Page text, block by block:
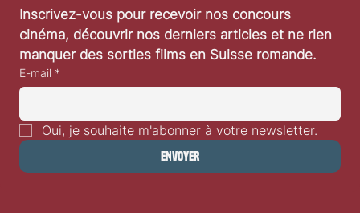
Inscrivez-vous pour recevoir nos concours
cinéma, découvrir nos derniers articles et ne rien
manquer des sorties films en Suisse romande.
E-mail *
Oui, je souhaite m'abonner à votre newsletter.
Envoyer